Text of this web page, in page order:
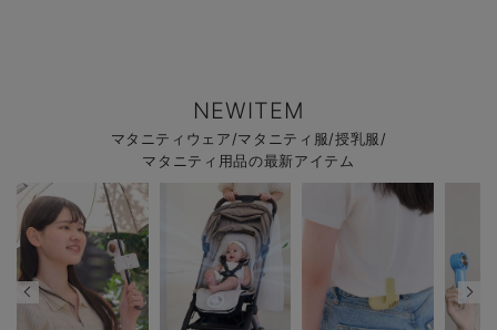
NEWITEM
マタニティウェア/マタニティ服/授乳服/
マタニティ用品の最新アイテム